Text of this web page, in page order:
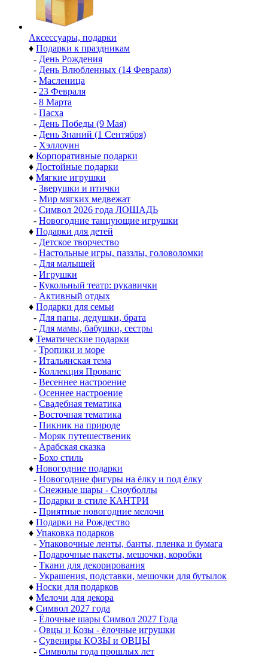
Аксессуары, подарки
♦ Подарки к праздникам
- День Рождения
- День Влюбленных (14 Февраля)
- Масленица
- 23 Февраля
- 8 Марта
- Пасха
- День Победы (9 Мая)
- День Знаний (1 Сентября)
- Хэллоуин
♦ Корпоративные подарки
♦ Достойные подарки
♦ Мягкие игрушки
- Зверушки и птички
- Мир мягких медвежат
- Символ 2026 года ЛОШАДЬ
- Новогодние танцующие игрушки
♦ Подарки для детей
- Детское творчество
- Настольные игры, паззлы, головоломки
- Для малышей
- Игрушки
- Кукольный театр: рукавички
- Активный отдых
♦ Подарки для семьи
- Для папы, дедушки, брата
- Для мамы, бабушки, сестры
♦ Тематические подарки
- Тропики и море
- Итальянская тема
- Коллекция Прованс
- Весеннее настроение
- Осеннее настроение
- Свадебная тематика
- Восточная тематика
- Пикник на природе
- Моряк путешественик
- Арабская сказка
- Бохо стиль
♦ Новогодние подарки
- Новогодние фигуры на ёлку и под ёлку
- Снежные шары - Сноуболлы
- Подарки в стиле КАНТРИ
- Приятные новогодние мелочи
♦ Подарки на Рождество
♦ Упаковка подарков
- Упаковочные ленты, банты, пленка и бумага
- Подарочные пакеты, мешочки, коробки
- Ткани для декорирования
- Украшения, подставки, мешочки для бутылок
♦ Носки для подарков
♦ Мелочи для декора
♦ Символ 2027 года
- Ёлочные шары Символ 2027 Года
- Овцы и Козы - ёлочные игрушки
- Сувениры КОЗЫ и ОВЦЫ
- Символы года прошлых лет